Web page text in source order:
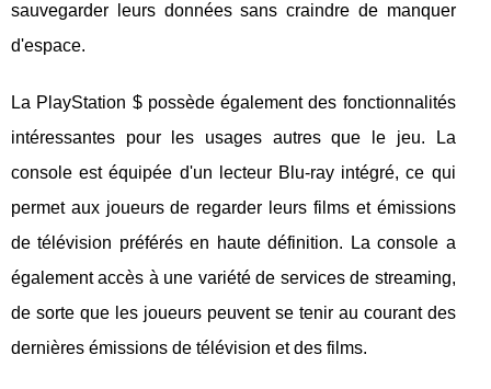
sauvegarder leurs données sans craindre de manquer
d'espace.
La PlayStation $ possède également des fonctionnalités
intéressantes pour les usages autres que le jeu. La
console est équipée d'un lecteur Blu-ray intégré, ce qui
permet aux joueurs de regarder leurs films et émissions
de télévision préférés en haute définition. La console a
également accès à une variété de services de streaming,
de sorte que les joueurs peuvent se tenir au courant des
dernières émissions de télévision et des films.